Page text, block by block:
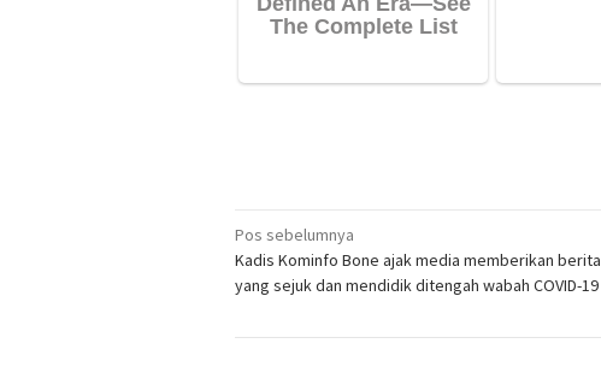
Navigasi
pos
Pos sebelumnya
Kadis Kominfo Bone ajak media memberikan berita
yang sejuk dan mendidik ditengah wabah COVID-19